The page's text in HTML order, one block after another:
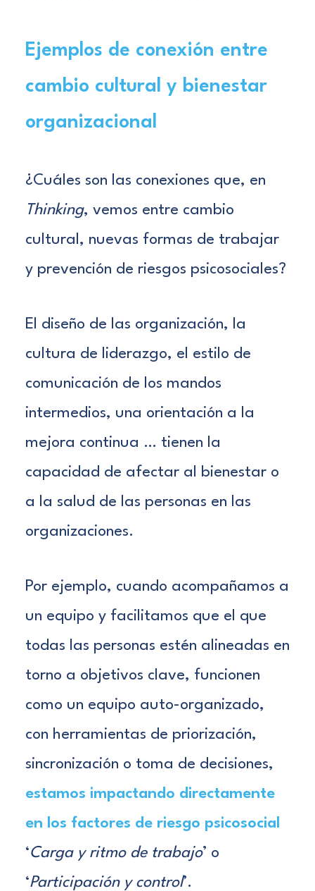
Ejemplos de conexión entre
cambio cultural y bienestar
organizacional
¿Cuáles son las conexiones que, en
Thinking, vemos entre cambio
cultural, nuevas formas de trabajar
y prevención de riesgos psicosociales?
El diseño de las organización, la
cultura de liderazgo, el estilo de
comunicación de los mandos
intermedios, una orientación a la
mejora continua … tienen la
capacidad de afectar al bienestar o
a la salud de las personas en las
organizaciones.
Por ejemplo, cuando acompañamos a
un equipo y facilitamos que el que
todas las personas estén alineadas en
torno a objetivos clave, funcionen
como un equipo auto-organizado,
con herramientas de priorización,
sincronización o toma de decisiones,
estamos impactando directamente
en los factores de riesgo psicosocial
‘Carga y ritmo de trabajo’ o
‘Participación y control’.